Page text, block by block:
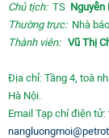
Chủ tịch:TS Nguyễn
Thường trực: Nhà báo
Thành viên: Vũ Thị
Địa chỉ: Tầng 4, toà
Hà Nội.
Email Tạp chí điện tử: